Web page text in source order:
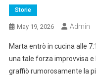
Storie
May 19, 2026 Admin
Marta entrò in cucina alle
una tale forza improvvisa e
graffiò rumorosamente la